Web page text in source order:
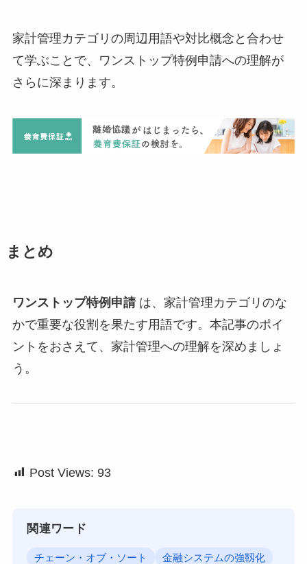
家計管理カテゴリの周辺用語や対比概念と合わせ
て学ぶことで、ワンストップ特例申請への理解が
さらに深まります。
まとめ
ワンストップ特例申請は、家計管理カテゴリのな
かで重要な役割を果たす用語です。本記事のポイ
ントをおさえて、家計管理への理解を深めましょ
う。
Post Views: 93
関連ワード
チェーン・オブ・ソート 金融システムの強靱化